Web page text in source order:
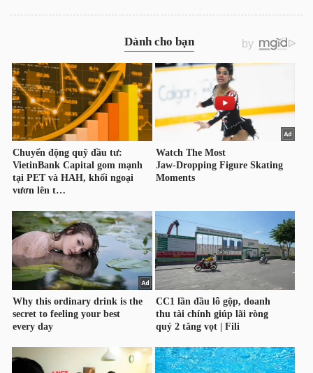
TIÊU
DÙNG
THIẾT
YẾU
CHĂM
SÓC
SỨC